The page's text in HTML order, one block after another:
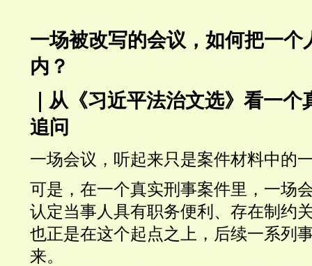
一场被改写的会议，如何把一个
内？
｜从《习近平法治文选》看一
追问
一场会议，听起来只是案件材料中的
可是，在一个真实刑事案件里，一场
认定当事人具有职务便利、存在制约
也正是在这个起点之上，后续一系列
来。